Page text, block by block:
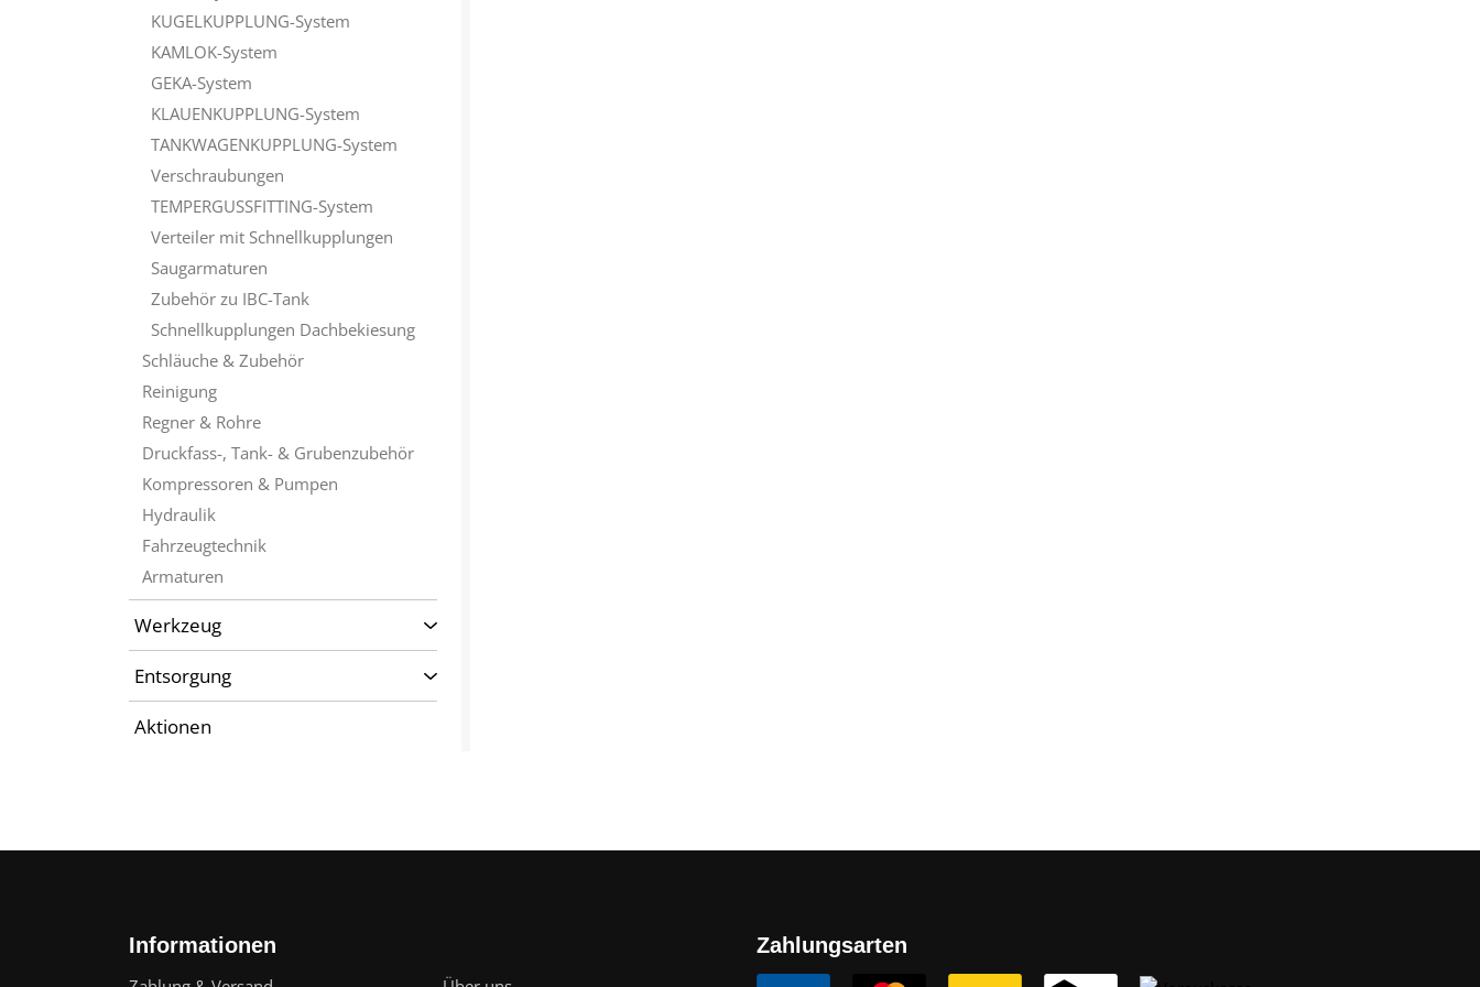
KUGELKUPPLUNG-System
KAMLOK-System
GEKA-System
KLAUENKUPPLUNG-System
TANKWAGENKUPPLUNG-System
Verschraubungen
TEMPERGUSSFITTING-System
Verteiler mit Schnellkupplungen
Saugarmaturen
Zubehör zu IBC-Tank
Schnellkupplungen Dachbekiesung
Schläuche & Zubehör
Reinigung
Regner & Rohre
Druckfass-, Tank- & Grubenzubehör
Kompressoren & Pumpen
Hydraulik
Fahrzeugtechnik
Armaturen
Werkzeug
Entsorgung
Aktionen
Informationen Zahlungsarten